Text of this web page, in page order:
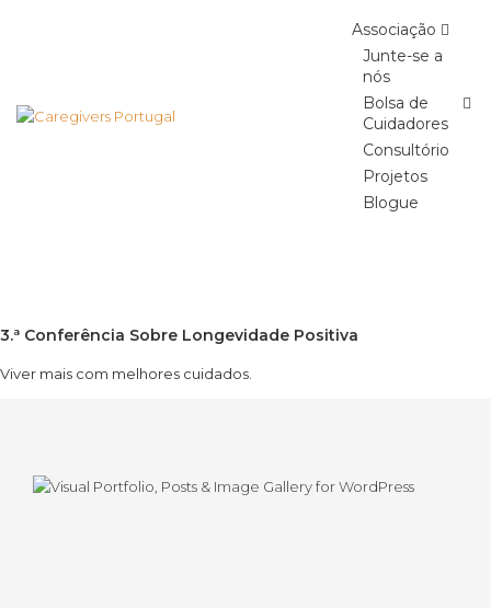
Associação
Junte-se a
nós
Bolsa de
Cuidadores
Consultório
Projetos
Blogue
3.ª Conferência Sobre Longevidade Positiva
Viver mais com melhores cuidados.